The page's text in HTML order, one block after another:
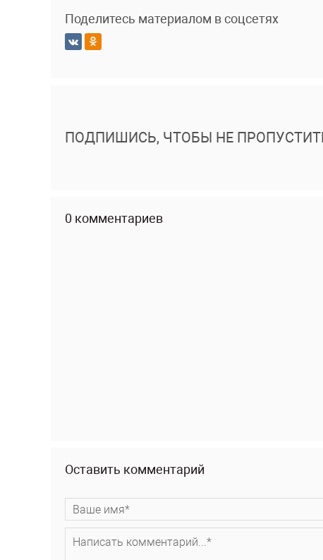
Поделитесь материалом в соцсетях
ПОДПИШИСЬ, ЧТОБЫ НЕ
0 комментариев
Оставить комментарий